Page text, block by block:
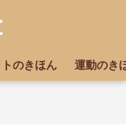
のきほん 運動のき